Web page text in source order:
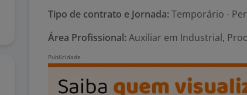
Tipo de contrato e Jornada: Temporário -
Área Profissional: Auxiliar em Industrial,